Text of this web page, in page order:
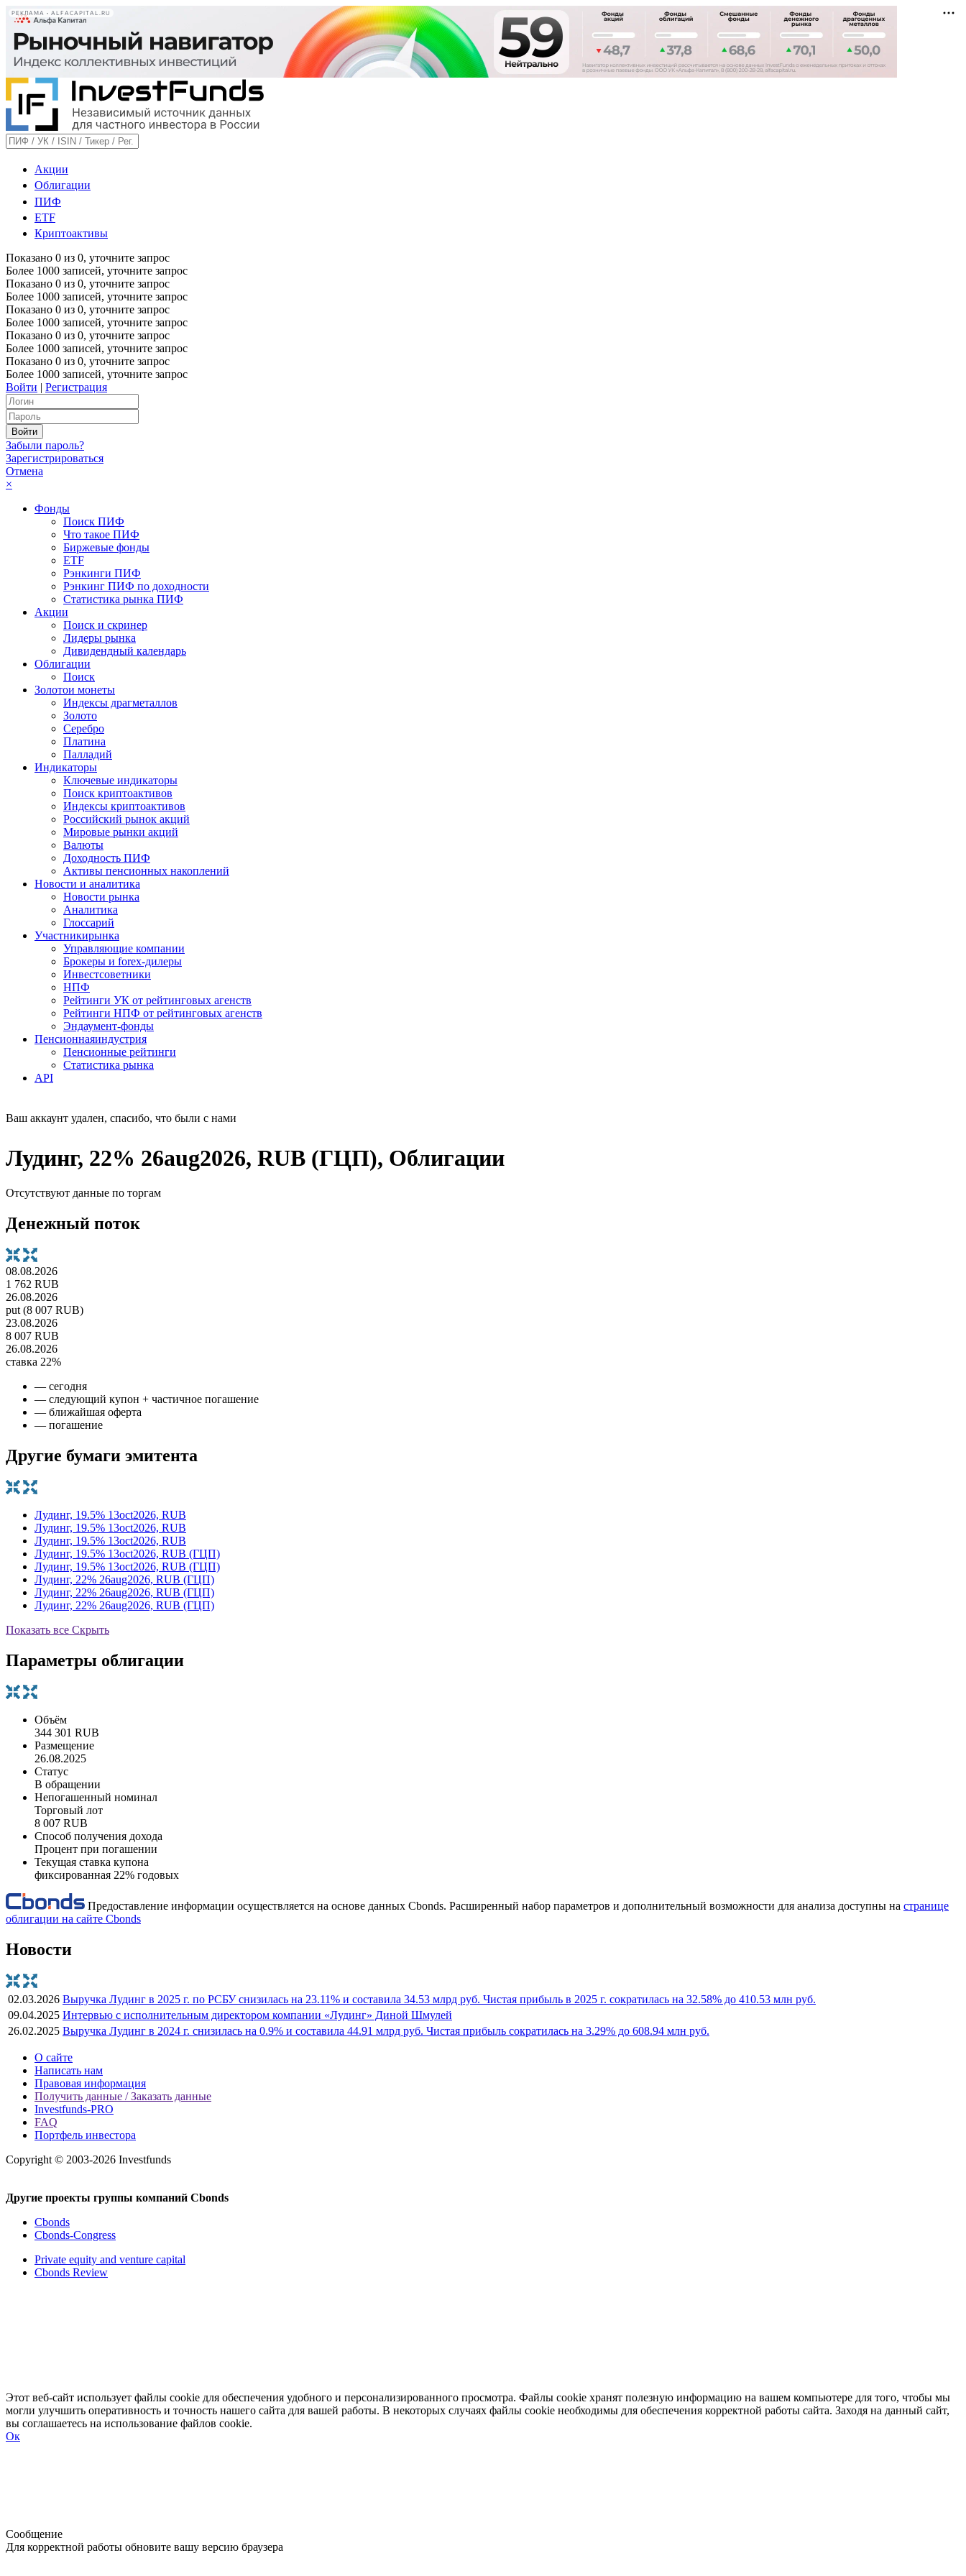
РЕКЛАМА • ALFACAPITAL.RU
Акции
Облигации
ПИФ
ETF
Криптоактивы
Показано 0 из 0, уточните запрос
Более 1000 записей, уточните запрос
Показано 0 из 0, уточните запрос
Более 1000 записей, уточните запрос
Показано 0 из 0, уточните запрос
Более 1000 записей, уточните запрос
Показано 0 из 0, уточните запрос
Более 1000 записей, уточните запрос
Показано 0 из 0, уточните запрос
Более 1000 записей, уточните запрос
Войти | Регистрация
Забыли пароль?
Зарегистрироваться
Отмена
×
Фонды
Поиск ПИФ
Что такое ПИФ
Биржевые фонды
ETF
Рэнкинги ПИФ
Рэнкинг ПИФ по доходности
Статистика рынка ПИФ
Акции
Поиск и скринер
Лидеры рынка
Дивидендный календарь
Облигации
Поиск
Золотои монеты
Индексы драгметаллов
Золото
Серебро
Платина
Палладий
Индикаторы
Ключевые индикаторы
Поиск криптоактивов
Индексы криптоактивов
Российский рынок акций
Мировые рынки акций
Валюты
Доходность ПИФ
Активы пенсионных накоплений
Новости и аналитика
Новости рынка
Аналитика
Глоссарий
Участникирынка
Управляющие компании
Брокеры и forex-дилеры
Инвестсоветники
НПФ
Рейтинги УК от рейтинговых агенств
Рейтинги НПФ от рейтинговых агенств
Эндаумент-фонды
Пенсионнаяиндустрия
Пенсионные рейтинги
Статистика рынка
API
Ваш аккаунт удален, спасибо, что были с нами
Лудинг, 22% 26aug2026, RUB (ГЦП), Облигации
Отсутствуют данные по торгам
Денежный поток
08.08.2026
1 762 RUB
26.08.2026
put (8 007 RUB)
23.08.2026
8 007 RUB
26.08.2026
ставка 22%
— сегодня
— следующий купон + частичное погашение
— ближайшая оферта
— погашение
Другие бумаги эмитента
Лудинг, 19.5% 13oct2026, RUB
Лудинг, 19.5% 13oct2026, RUB
Лудинг, 19.5% 13oct2026, RUB
Лудинг, 19.5% 13oct2026, RUB (ГЦП)
Лудинг, 19.5% 13oct2026, RUB (ГЦП)
Лудинг, 22% 26aug2026, RUB (ГЦП)
Лудинг, 22% 26aug2026, RUB (ГЦП)
Лудинг, 22% 26aug2026, RUB (ГЦП)
Показать все Скрыть
Параметры облигации
Объём
344 301 RUB
Размещение
26.08.2025
Статус
В обращении
Непогашенный номинал
Торговый лот
8 007 RUB
Способ получения дохода
Процент при погашении
Текущая ставка купона
фиксированная 22% годовых
Предоставление информации осуществляется на основе данных Cbonds. Расширенный набор параметров и дополнительный возможности для анализа доступны на странице
облигации на сайте Cbonds
Новости
02.03.2026 Выручка Лудинг в 2025 г. по РСБУ снизилась на 23.11% и составила 34.53 млрд руб. Чистая прибыль в 2025 г. сократилась на 32.58% до 410.53 млн руб.
09.04.2025 Интервью с исполнительным директором компании «Лудинг» Диной Шмулей
26.02.2025 Выручка Лудинг в 2024 г. снизилась на 0.9% и составила 44.91 млрд руб. Чистая прибыль сократилась на 3.29% до 608.94 млн руб.
О сайте
Написать нам
Правовая информация
Получить данные / Заказать данные
Investfunds-PRO
FAQ
Портфель инвестора
Copyright © 2003-2026 Investfunds
Другие проекты группы компаний Cbonds
Cbonds
Cbonds-Congress
Private equity and venture capital
Cbonds Review
Этот веб-сайт использует файлы cookie для обеспечения удобного и персонализированного просмотра. Файлы cookie хранят полезную информацию на вашем компьютере для того, чтобы мы
могли улучшить оперативность и точность нашего сайта для вашей работы. В некоторых случаях файлы cookie необходимы для обеспечения корректной работы сайта. Заходя на данный сайт,
вы соглашаетесь на использование файлов cookie.
Ок
Сообщение
Для корректной работы обновите вашу версию браузера